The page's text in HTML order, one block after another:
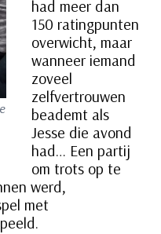
had meer dan
150 ratingpunten
overwicht, maar
wanneer iemand
zoveel
zelfvertrouwen
beademt als
Jesse die avond
had… Een partij
om trots op te
werd,
met